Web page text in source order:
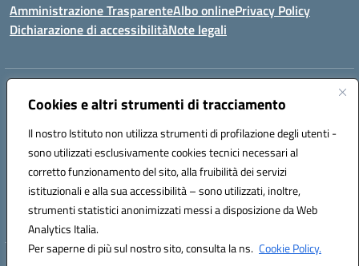
Cookies e altri strumenti di tracciamento
Il nostro Istituto non utilizza strumenti di profilazione degli utenti -
sono utilizzati esclusivamente cookies tecnici necessari al
corretto funzionamento del sito, alla fruibilità dei servizi
istituzionali e alla sua accessibilità – sono utilizzati, inoltre,
strumenti statistici anonimizzati messi a disposizione da Web
Analytics Italia.
Per saperne di più sul nostro sito, consulta la ns. Cookie Policy.
Amministrazione TrasparenteAlbo onlinePrivacy Policy
Dichiarazione di accessibilitàNote legali
Centralino:0974952026 Email:saic8am009@istruzione.it
Posta elettronica certificata (PEC):
saic8am009@pec.istruzione.it
Codice fiscale: 93023970655
Codice meccanografico:SAIC8AM009
Codice Indice delle Pubbliche Amministrazioni (IPA): istsc_saic8am009
Codice unico di fatturazione (CUF): UFWC6Y